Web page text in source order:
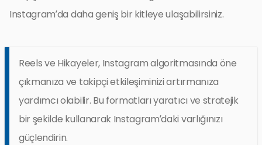
Instagram’da daha geniş bir kitleye ulaşabilirsiniz.
Reels ve Hikayeler, Instagram algoritmasında öne
çıkmanıza ve takipçi etkileşiminizi artırmanıza
yardımcı olabilir. Bu formatları yaratıcı ve stratejik
bir şekilde kullanarak Instagram’daki varlığınızı
güçlendirin.